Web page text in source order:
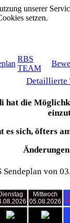
unserer
setzen.
RBS
TEAM
Detaillierte
hat die
es sich, öfters
Sendeplan von
Mittwoch
05.08.2026